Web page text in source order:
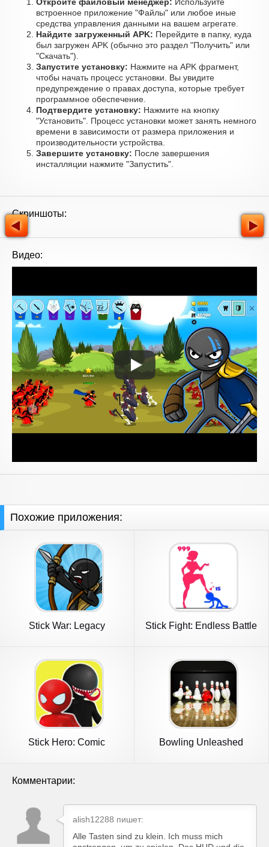
встроенное приложение "Файлы" или любое иные
средства управления данными на вашем агрегате.
Найдите загруженный APK: Перейдите в папку, куда
был загружен APK (обычно это раздел "Получить" или
"Скачать").
Запустите установку: Нажмите на APK фрагмент,
чтобы начать процесс установки. Вы увидите
предупреждение о правах доступа, которые требует
программное обеспечение.
Подтвердите установку: Нажмите на кнопку
"Установить". Процесс установки может занять немного
времени в зависимости от размера приложения и
производительности устройства.
Завершите установку: После завершения
инсталляции нажмите "Запустить".
Скриншоты:
Видео:
Похожие приложения:
Stick War: Legacy Stick Fight: Endless Battle
Stick Hero: Comic
Bowling Unleashed
Комментарии:
alish12288 пишет:
Alle Tasten sind zu klein. Ich muss mich